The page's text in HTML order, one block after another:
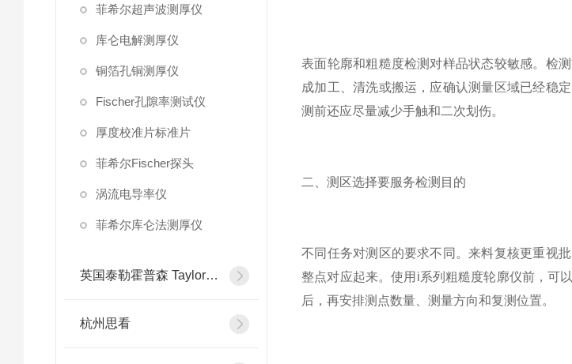
菲希尔超声波测厚仪
库仑电解测厚仪
铜箔孔铜测厚仪
Fischer孔隙率测试仪
厚度校准片标准片
菲希尔Fischer探头
涡流电导率仪
菲希尔库仑法测厚仪
英国泰勒霍普森 Taylor Hobson
杭州思看
表面轮廓和粗糙度检测对样品状态较敏感。检
成加工、清洗或搬运，应确认测量区域已经稳
测前还应尽量减少手触和二次划伤。
二、测区选择要服务检测目的
不同任务对测区的要求不同。来料复核更重视
整点对应起来。使用i系列粗糙度轮廓仪前，可
后，再安排测点数量、测量方向和复测位置。